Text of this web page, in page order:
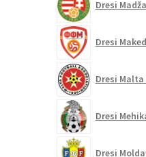
Dresi
Dresi
Dresi
Dresi
Dresi